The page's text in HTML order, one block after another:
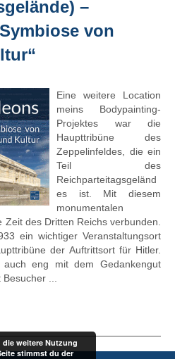
–
von
Eine weitere Location
meins Bodypainting-
Projektes war die
Haupttribüne des
Zeppelinfeldes, die ein
Teil des
Reichparteitagsgeländ
es ist. Mit diesem
monumentalen
des Dritten Reichs verbunden.
ein wichtiger Veranstaltungsort
der Auftrittsort für Hitler.
eng mit dem Gedankengut
...
die weitere Nutzung
stimmst du der